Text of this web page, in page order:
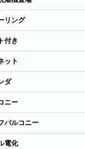
リング
付き
ット
ダ
ニー
バルコニー
電化